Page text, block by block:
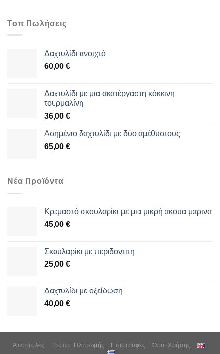
Τοπ Πωλήσεις
Δαχτυλίδι ανοιχτό
60,00 €
Δαχτυλίδι με μια ακατέργαστη κόκκινη
τουρμαλίνη
36,00 €
Aσημένιο δαχτυλίδι με δύο αμέθυστους
65,00 €
Νέα Προϊόντα
Κρεμαστό σκουλαρίκι με μια μικρή ακουα μαρινα
45,00 €
Σκουλαρίκι με περιδοντιτη
25,00 €
Δαχτυλίδι με οξείδωση
40,00 €
Αποστολές Τρόποι Πληρωμής Επιστροφές Όροι Χρήσης